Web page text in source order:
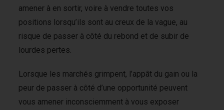
amener à en sortir, voire à vendre toutes vos
positions lorsqu’ils sont au creux de la vague, au
risque de passer à côté du rebond et de subir de
lourdes pertes.
Lorsque les marchés grimpent, l’appât du gain ou la
peur de passer à côté d’une opportunité peuvent
vous amener inconsciemment à vous exposer